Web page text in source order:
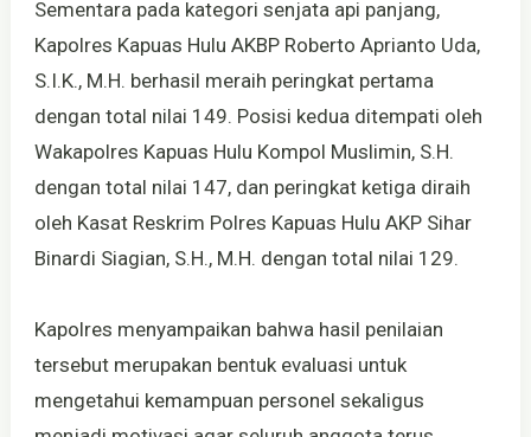
Sementara pada kategori senjata api panjang,
Kapolres Kapuas Hulu AKBP Roberto Aprianto Uda,
S.I.K., M.H. berhasil meraih peringkat pertama
dengan total nilai 149. Posisi kedua ditempati oleh
Wakapolres Kapuas Hulu Kompol Muslimin, S.H.
dengan total nilai 147, dan peringkat ketiga diraih
oleh Kasat Reskrim Polres Kapuas Hulu AKP Sihar
Binardi Siagian, S.H., M.H. dengan total nilai 129.
Kapolres menyampaikan bahwa hasil penilaian
tersebut merupakan bentuk evaluasi untuk
mengetahui kemampuan personel sekaligus